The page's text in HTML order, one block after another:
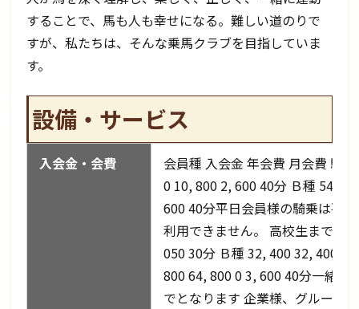
することで、馬も人も幸せになる。難しい道のりで
すが、私たちは、そんな乗馬クラブを目指していま
す。
設備・サービス
入会金・会費
会員種 入会金 年会費 月会費 騎
0 10, 800 2, 600 40分 Ｂ種 54,
600 40分平日会員様の騎乗は平
利用できません。 高校生までの
050 30分 Ｂ種 32, 400 32, 400 0
800 64, 800 0 3, 600 40分一緒に
でとなります 企業様、グループ